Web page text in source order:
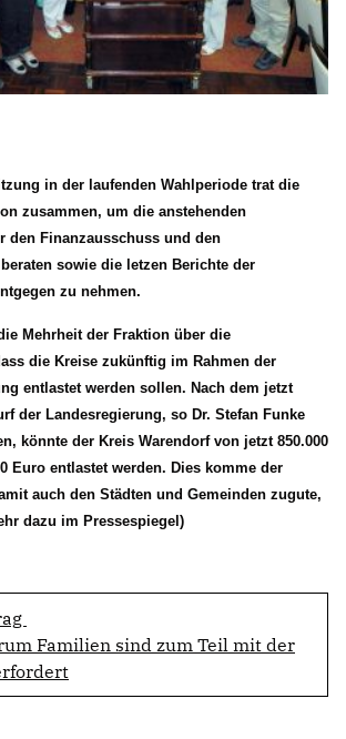
FÜR UMWELT, KLIMASCHUTZ, MOBILITÄT
UND PLANUNG
FÜR DIGITALISIERUNG
FÜR ÖFFENTLICHE ORDNUNG UND
GLEICHSTELLUNG
FÜR SCHULE, KULTUR UND SPORT
BAUAUSSCHUSS
FINANZAUSSCHUSS
ARBEIT, SOZIALES UND GESUNDHEIT
WIRTSCHAFT, UMWELT UND PLANUNG
POLIZEIBEIRAT
Warendorf-Beckum
Vereinigung KPV NRW
in der laufenden Wahlperiode trat die
zusammen, um die anstehenden
den Finanzausschuss und den
sowie die letzen Berichte der
zu nehmen.
Mehrheit der Fraktion über die
die Kreise zukünftig im Rahmen der
entlastet werden sollen. Nach dem jetzt
der Landesregierung, so Dr. Stefan Funke
könnte der Kreis Warendorf von jetzt 850.000
Euro entlastet werden. Dies komme der
auch den Städten und Gemeinden zugute,
dazu im Pressespiegel)
Familien sind zum Teil mit der